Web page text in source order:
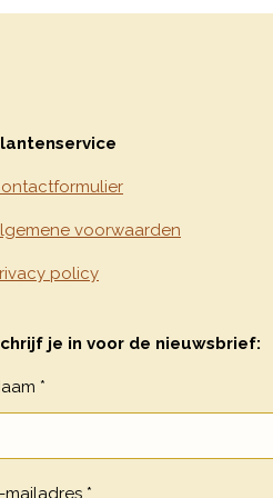
voorwaarden
policy
je in voor de nieuwsbrief:
*
mailadres *